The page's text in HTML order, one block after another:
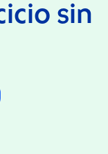
sin